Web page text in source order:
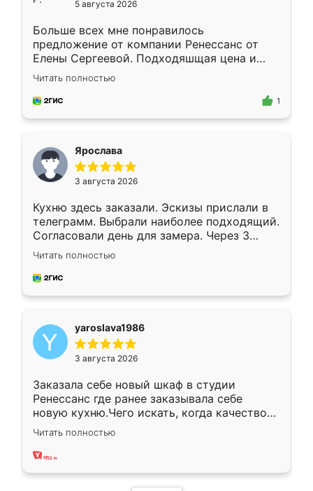
5 августа 2026
Больше всех мне понравилось
предложение от компании Ренессанс от
Елены Сергеевой. Подходяшщая цена и
короткие сроки изготовления. Приехавший
для замера сотрудник Владислав
предложил по моему эскизу самый
Читать полностью
1
Ярослава
3 августа 2026
Кухню здесь заказали. Эскизы прислали в
телеграмм. Выбрали наиболее подходящий.
Согласовали день для замера. Через 3
недели кухня была уже готова. Остались
довольны работой. Спасибо Ренессанс
мебель за качественную работу!
Читать полностью
yaroslava1986
3 августа 2026
Заказала себе новый шкаф в студии
Ренессанс где ранее заказывала себе
новую кухню.Чего искать, когда качеством
вполне довольна. Служит кухня уже почти
два года, нареканий нет.
Читать полностью